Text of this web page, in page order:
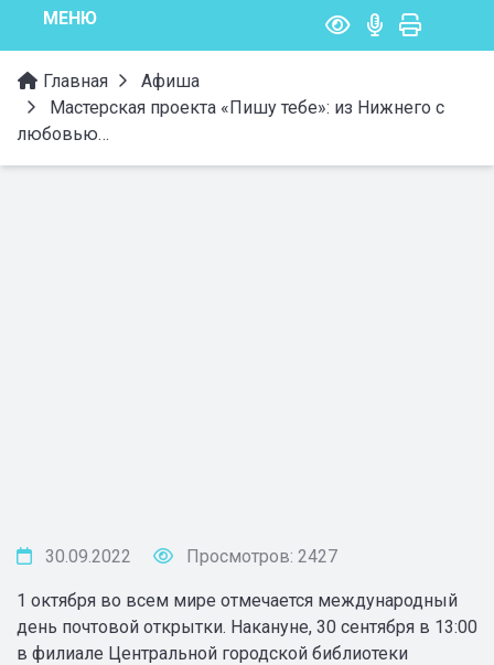
МЕНЮ
Главная
Афиша
Мастерская проекта «Пишу тебе»: из Нижнего с
любовью…
30.09.2022 Просмотров: 2427
1 октября во всем мире отмечается международный
день почтовой открытки. Накануне, 30 сентября в 13:00
в филиале Центральной городской библиотеки